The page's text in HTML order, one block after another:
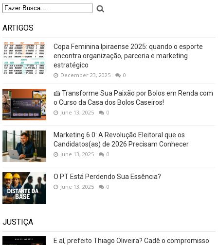
ARTIGOS
Copa Feminina Ipiraense 2025: quando o esporte
encontra organização, parceria e marketing
estratégico
December 23, 2025 0
🍰 Transforme Sua Paixão por Bolos em Renda com
o Curso da Casa dos Bolos Caseiros!
June 13, 2025 0
Marketing 6.0: A Revolução Eleitoral que os
Candidatos(as) de 2026 Precisam Conhecer
June 13, 2025 0
O PT Está Perdendo Sua Essência?
June 13, 2025 0
JUSTIÇA
E aí, prefeito Thiago Oliveira? Cadê o compromisso